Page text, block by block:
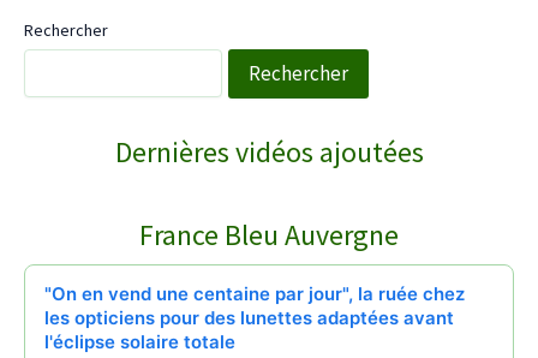
Rechercher
Rechercher
Dernières vidéos ajoutées
France Bleu Auvergne
"On en vend une centaine par jour", la ruée chez
les opticiens pour des lunettes adaptées avant
l'éclipse solaire totale